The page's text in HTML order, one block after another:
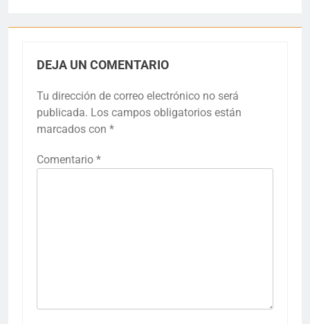
DEJA UN COMENTARIO
Tu dirección de correo electrónico no será
publicada. Los campos obligatorios están
marcados con *
Comentario *